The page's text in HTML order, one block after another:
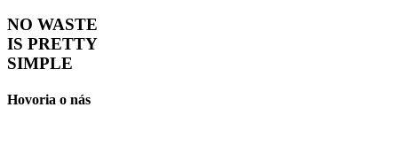
NO WASTE
IS PRETTY
SIMPLE
Hovoria o nás